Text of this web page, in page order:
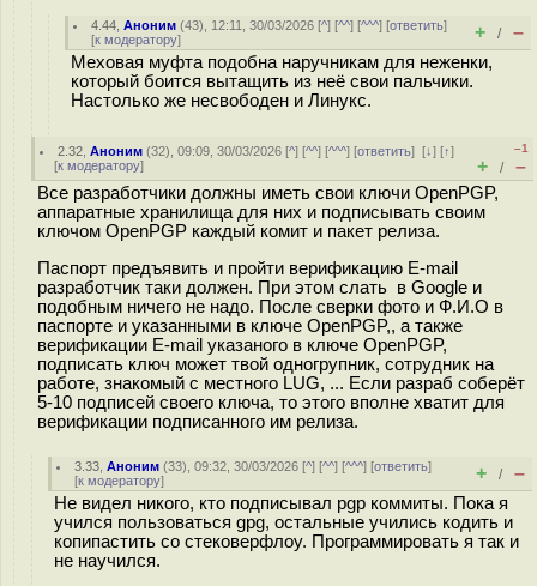
4.44 ,Аноним (43), 12:11, 30/03/2026 [^] [^^] [^^^] [ответить]
[к модератору] + / –
Меховая муфта подобна наручникам для неженки,
который боится вытащить из неё свои пальчики.
Настолько же несвободен и Линукс.
2.32 ,Аноним (32), 09:09, 30/03/2026 [^] [^^] [^^^] [ответить][↓] [↑]
[к модератору]
–1
+ / –
Все разработчики должны иметь свои ключи OpenPGP,
аппаратные хранилища для них и подписывать своим
ключом OpenPGP каждый комит и пакет релиза.
Паспорт предъявить и пройти верификацию E-mail
разработчик таки должен. При этом слать в Google и
подобным ничего не надо. После сверки фото и Ф.И.О в
паспорте и указанными в ключе OpenPGP,, а также
верификации E-mail указаного в ключе OpenPGP,
подписать ключ может твой одногрупник, сотрудник на
работе, знакомый с местного LUG, ... Если разраб соберёт
5-10 подписей своего ключа, то этого вполне хватит для
верификации подписанного им релиза.
3.33 ,Аноним (33), 09:32, 30/03/2026 [^] [^^] [^^^] [ответить]
[к модератору] + / –
Не видел никого, кто подписывал pgp коммиты. Пока я
учился пользоваться gpg, остальные учились кодить и
копипастить со стековерфлоу. Программировать я так и
не научился.